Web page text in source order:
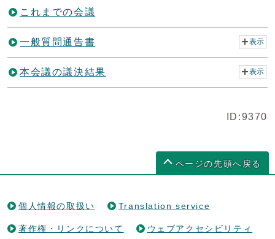
これまでの会議
一般質問通告書 表示
本会議の議決結果 表示
ID:9370
ページの先頭へ戻る
個人情報の取扱い Translation service
著作権・リンクについて ウェブアクセシビリティ